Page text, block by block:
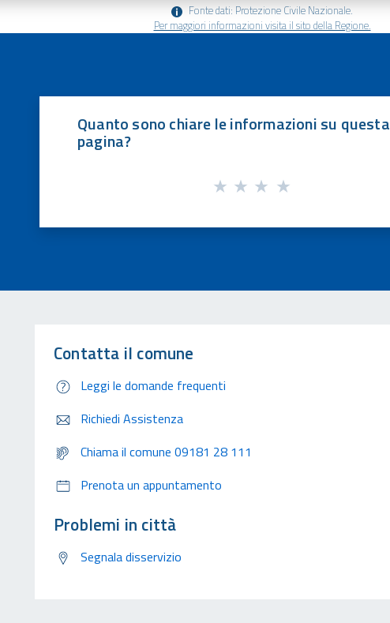
Fonte dati: Protezione Civile Nazionale.
Per maggiori informazioni visita il sito della Regione.
Quanto sono chiare le informazioni su questa
pagina?
Contatta il comune
Leggi le domande frequenti
Richiedi Assistenza
Chiama il comune 09181 28 111
Prenota un appuntamento
Problemi in città
Segnala disservizio